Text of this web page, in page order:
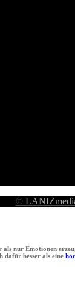
©
nur Emotionen
dafür besser als eine